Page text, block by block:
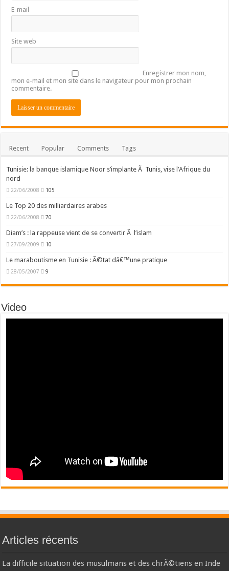
E-mail
Site web
Enregistrer mon nom,
mon e-mail et mon site dans le navigateur pour mon prochain
commentaire.
Recent Popular Comments Tags
Tunisie: la banque islamique Noor s’implante Ã Tunis, vise l’Afrique du
nord
22/06/2008 105
Le Top 20 des milliardaires arabes
22/06/2008 70
Diam’s : la rappeuse vient de se convertir Ã l’islam
27/09/2009 10
Le maraboutisme en Tunisie : Ã©tat dâ€™une pratique
28/05/2007 9
Video
Articles récents
La difficile situation des musulmans et des chrÃ©tiens en Inde